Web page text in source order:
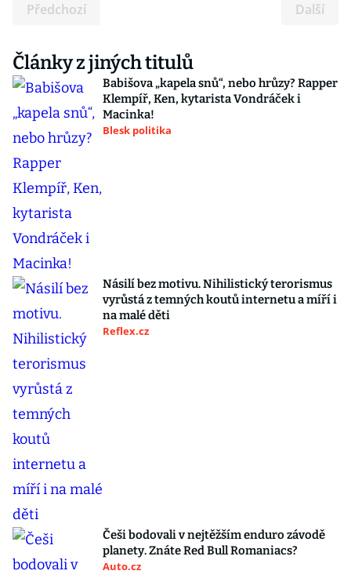
Předchozí Další
Články z jiných titulů
Babišova „kapela snů“, nebo hrůzy? Rapper
Klempíř, Ken, kytarista Vondráček i
Macinka!
Blesk politika
Násilí bez motivu. Nihilistický terorismus
vyrůstá z temných koutů internetu a míří i
na malé děti
Reflex.cz
Češi bodovali v nejtěžším enduro závodě
planety. Znáte Red Bull Romaniacs?
Auto.cz